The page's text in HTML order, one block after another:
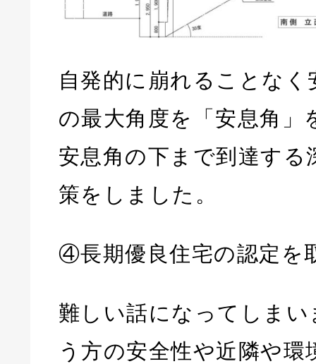
自発的に崩れることなく
の最大角度を「安息角」
安息角の下まで到達する
策をしました。
④長期優良住宅の認定を
難しい話になってしま
う方の安全性や近隣や環